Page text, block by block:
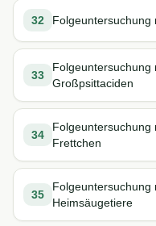
32 Folgeuntersuchung
33
Folgeuntersuchung
Großpsittaciden
34
Folgeuntersuchung
Frettchen
35
Folgeuntersuchung
Heimsäugetiere